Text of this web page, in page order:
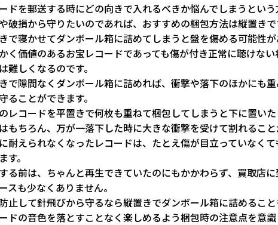
ドを郵送する時にどの向きで入れるべきか悩んでしまうという
破損から守りたいのであれば、おすすめの梱包方法は縦置きで
で寝かせてダンボール箱に詰めてしまうと盤を傷める可能性が
く価値のあるお宝レコードであっても傷が付き正常に聴けな
難しくなるのです。
で隙間なくダンボール箱に詰めれば、衝撃や落下のほかにも
ることができます。
レコードを平置きで何枚も重ねて梱包してしまうと下に置い
もちろん、万が一落下した時に大きな衝撃を受けて割れること
耐えられなくなったレコードは、たとえ傷が目立っていなく
す。
る前は、ちゃんと再生できていたのにもかかわらず、買取店
スも少なくありません。
止して針飛びから守るなら縦置きでダンボール箱に詰めること
ドの音色を落とすことなく楽しめるよう梱包時の注意点を意